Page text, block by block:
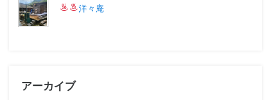
洋々庵
アーカイブ